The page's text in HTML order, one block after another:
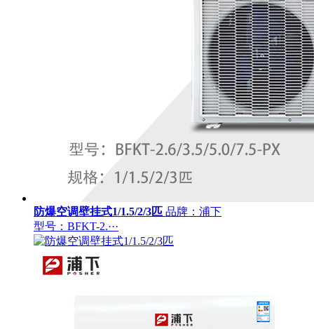
防爆空调壁挂式1/1.5/2/3匹 品牌：浦下
型号：BFKT-2.···